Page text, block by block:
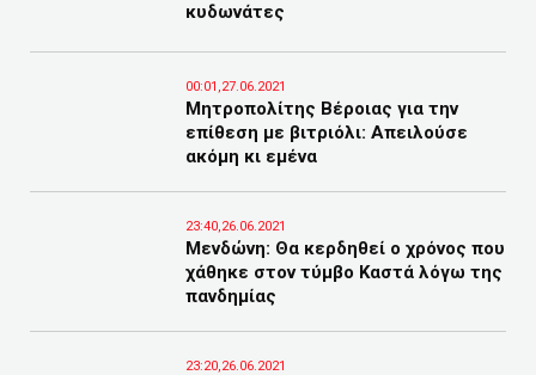
κυδωνάτες
00:01,27.06.2021
Μητροπολίτης Βέροιας για την
επίθεση με βιτριόλι: Απειλούσε
ακόμη κι εμένα
23:40,26.06.2021
Μενδώνη: Θα κερδηθεί ο χρόνος που
χάθηκε στον τύμβο Καστά λόγω της
πανδημίας
23:20,26.06.2021